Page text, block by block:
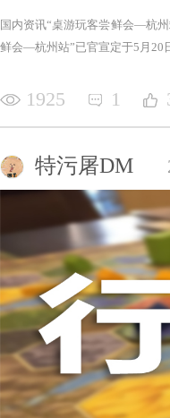
国内资讯“桌游玩客尝鲜会—杭
鲜会—杭州站”已官宣定于5月20
1925 1
特污屠DM